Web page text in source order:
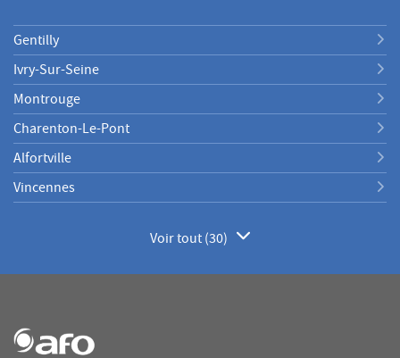
Gentilly
Ivry-Sur-Seine
Montrouge
Charenton-Le-Pont
Alfortville
Vincennes
Voir tout (30)
de